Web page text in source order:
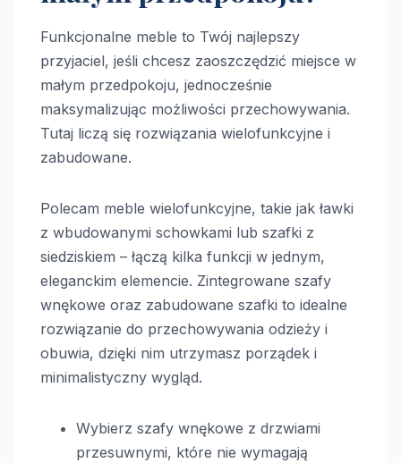
Funkcjonalne meble to Twój najlepszy
przyjaciel, jeśli chcesz zaoszczędzić miejsce w
małym przedpokoju, jednocześnie
maksymalizując możliwości przechowywania.
Tutaj liczą się rozwiązania wielofunkcyjne i
zabudowane.
Polecam meble wielofunkcyjne, takie jak ławki
z wbudowanymi schowkami lub szafki z
siedziskiem – łączą kilka funkcji w jednym,
eleganckim elemencie. Zintegrowane szafy
wnękowe oraz zabudowane szafki to idealne
rozwiązanie do przechowywania odzieży i
obuwia, dzięki nim utrzymasz porządek i
minimalistyczny wygląd.
Wybierz szafy wnękowe z drzwiami
przesuwnymi, które nie wymagają